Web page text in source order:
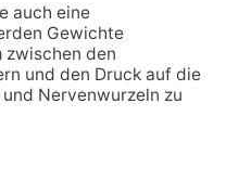
auch eine
Gewichte
zwischen den
und den Druck auf die
Nervenwurzeln zu